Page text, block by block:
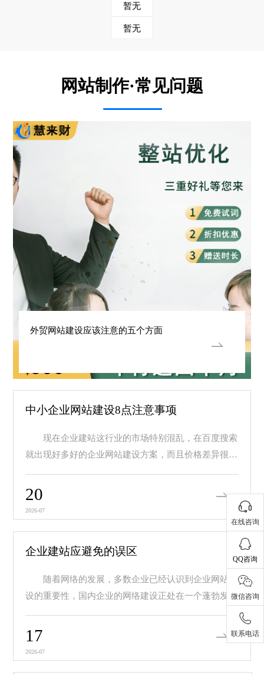
暂无
暂无
网站制作·常见问题
外贸网站建设应该注意的五个方面
中小企业网站建设8点注意事项
现在企业建站这行业的市场特别混乱，在百度搜索
就出现好多好的企业网站建设方案，而且价格差异很
20
2026-07
企业建站应避免的误区
随着网络的发展，多数企业已经认识到企业网站建
设的重要性，国内企业的网络建设正处在一个蓬勃发展
17
2026-07
在线咨询
QQ咨询
微信咨询
联系电话